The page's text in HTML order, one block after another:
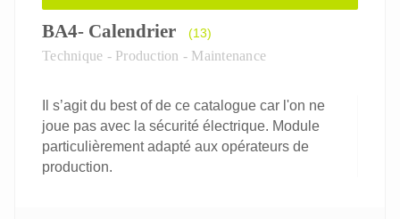
BA4- Calendrier (13)
Technique - Production - Maintenance
Il s’agit du best of de ce catalogue car l'on ne
joue pas avec la sécurité électrique. Module
particulièrement adapté aux opérateurs de
production.